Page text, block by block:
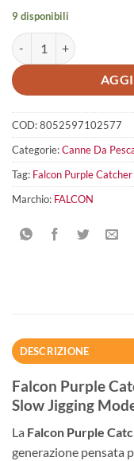
9 disponibili
FALCON Purple Catcher
COD:8052597102577
Categorie:Canne Da
Tag: Falcon Purple Catcher
Marchio: FALCON
DESCRIZIONE
Falcon Purple
Slow Jigging
La Falcon Purple
generazione pensata